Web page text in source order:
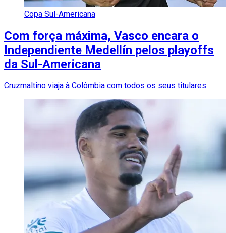
Copa Sul-Americana
Com força máxima, Vasco encara o
Independiente Medellín pelos playoffs
da Sul-Americana
Cruzmaltino viaja à Colômbia com todos os seus titulares